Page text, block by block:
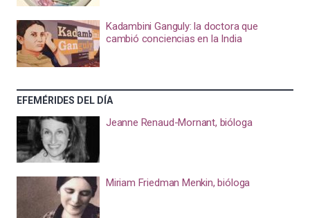
Kadambini Ganguly: la doctora que
cambió conciencias en la India
EFEMÉRIDES DEL DÍA
Jeanne Renaud-Mornant, bióloga
Miriam Friedman Menkin, bióloga